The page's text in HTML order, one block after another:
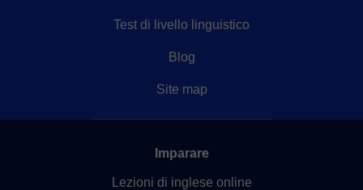
Test di livello linguistico
Blog
Site map
Imparare
Lezioni di inglese online